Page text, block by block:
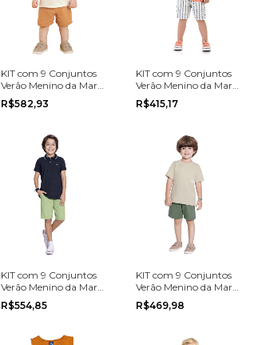
KIT com 9 Conjuntos
Verão Menino da Marca
Coloritta na grade do 1
ao 3
R$582,93
KIT com 9 Conjuntos
Verão Menino da Marca
Marlan na grade do 4
ao 8
R$415,17
KIT com 9 Conjuntos
Verão Menino da Marca
Alakazoo na grade do
4 ao 10
R$554,85
KIT com 9 Conjuntos
Verão Menino da Marca
Alakazoo na grade do 1
ao 3
R$469,98